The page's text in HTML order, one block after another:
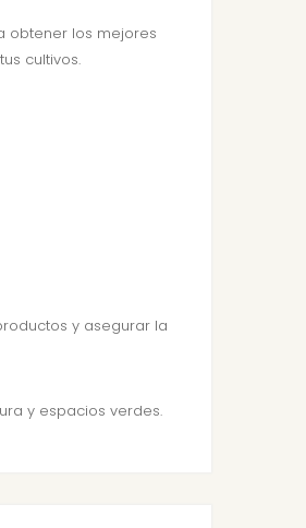
obtener los mejores
cultivos.
y asegurar la
y espacios verdes.